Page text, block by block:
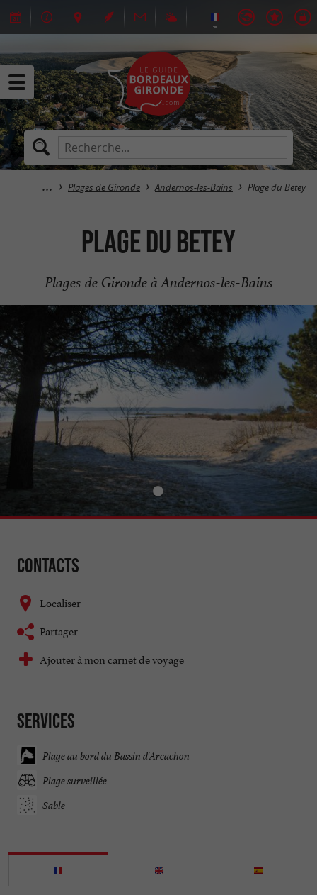
Plages de Gironde Andernos-les-Bains Plage du Betey
Plage du Betey
Plages de Gironde à Andernos-les-Bains
Contacts
Localiser
Partager
Ajouter à mon carnet de voyage
Services
Plage au bord du Bassin d'Arcachon
Plage surveillée
Sable